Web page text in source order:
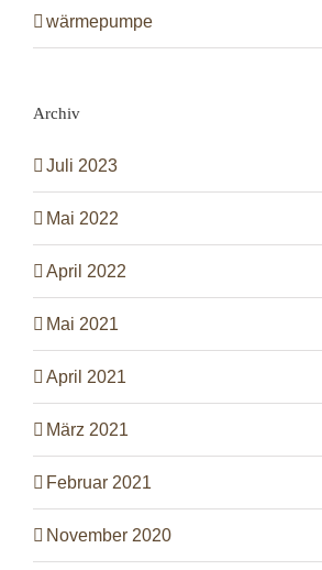
wärmepumpe
Archiv
Juli 2023
Mai 2022
April 2022
Mai 2021
April 2021
März 2021
Februar 2021
November 2020